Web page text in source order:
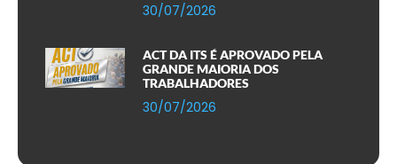
30/07/2026
ACT DA ITS É APROVADO PELA
GRANDE MAIORIA DOS
TRABALHADORES
30/07/2026